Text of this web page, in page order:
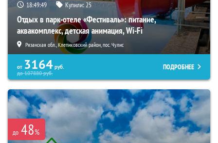
18:49:48 Купили:25
Отдых в парк-отеле «Фестиваль»: питание,
аквакомплекс, детская анимация, Wi-Fi
Рязанская обл., Клепиковский район, пос. Чулис
от 3164 руб.
до107880руб.
ПОДРОБНЕЕ
до 48%